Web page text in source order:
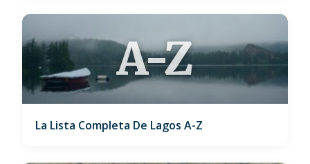
A-Z
La Lista Completa De Lagos A-Z